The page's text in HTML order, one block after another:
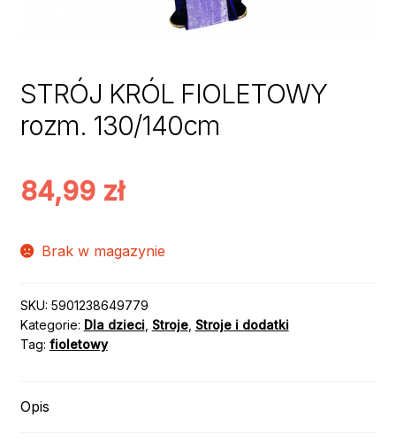
STRÓJ KRÓL FIOLETOWY
rozm. 130/140cm
84,99 zł
Brak w magazynie
SKU: 5901238649779
Kategorie: Dla dzieci, Stroje, Stroje i dodatki
Tag: fioletowy
Opis